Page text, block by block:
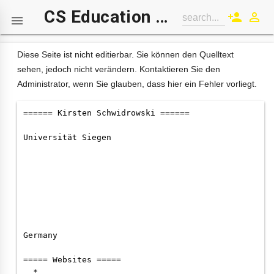
 CS Education Wiki search... person_add perm_identity
Diese Seite ist nicht editierbar. Sie können den Quelltext
sehen, jedoch nicht verändern. Kontaktieren Sie den
Administrator, wenn Sie glauben, dass hier ein Fehler vorliegt.